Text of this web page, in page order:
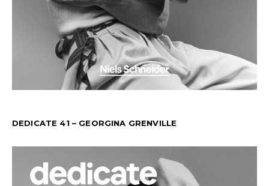
DEDICATE 41 – GEORGINA GRENVILLE